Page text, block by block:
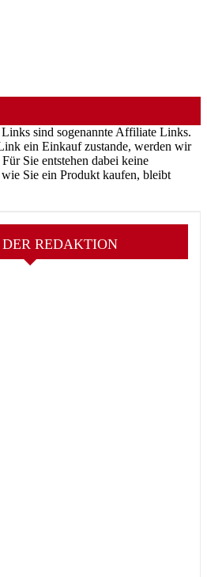
sind sogenannte Affiliate Links.
ein Einkauf zustande, werden wir
Sie entstehen dabei keine
Sie ein Produkt kaufen, bleibt
DER REDAKTION